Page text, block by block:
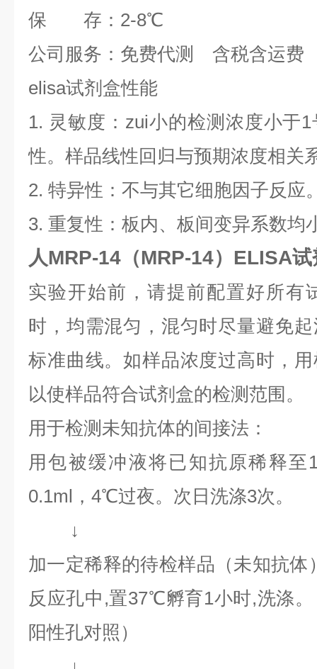
保 存：2-8℃
公司服务：免费代测 含税含运费
elisa试剂盒性能
1. 灵敏度：zui小的检测浓度小于
性。样品线性回归与预期浓度相关
2. 特异性：不与其它细胞因子反应
3. 重复性：板内、板间变异系数均
人MRP-14（MRP-14）ELISA
实验开始前，请提前配置好所有
时，均需混匀，混匀时尽量避免
标准曲线。如样品浓度过高时，
以使样品符合试剂盒的检测范围。
用于检测未知抗体的间接法：
用包被缓冲液将已知抗原稀释至
0.1ml，4℃过夜。次日洗涤3次。
↓
加一定稀释的待检样品（未知抗体
反应孔中,置37℃孵育1小时,洗涤
阳性孔对照）